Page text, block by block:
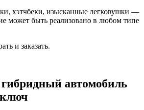
хэтчбеки, изысканные легковушки —
может быть реализовано в любом типе
и заказать.
гибридный автомобиль